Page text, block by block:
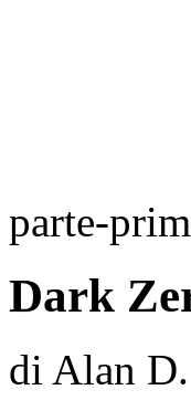
parte-
Dark
di Alan